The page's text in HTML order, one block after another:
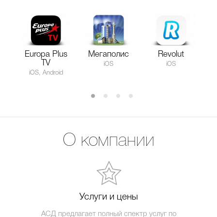
Europa Plus
TV
iOS, Android
Мегаполис
iOS
Revolut
iOS
О компании
Услуги и цены
АСД предлагает полный спектр услуг по